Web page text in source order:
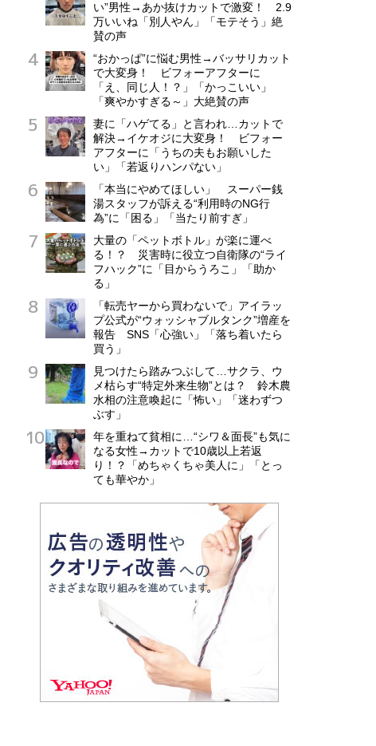
い”男性→あか抜けカットで激変！ 2.9
万いいね「別人やん」「モテそう」絶
賛の声
“おかっぱ”に悩む男性→バッサリカット
で大変身！ ビフォーアフターに
「え、同じ人！？」「かっこいい」
「爽やかすぎる～」大絶賛の声
妻に「ハゲてる」と言われ…カットで
解決→イケオジに大変身！ ビフォー
アフターに「うちの夫もお願いした
い」「若返りハンパない」
「本当にやめてほしい」 スーパー銭
湯スタッフが訴える“利用時のNG行
為”に「困る」「当たり前すぎ」
大量の「ペットボトル」が楽に運べ
る！？ 災害時に役立つ自衛隊の“ライ
フハック”に「目からうろこ」「助か
る」
「転売ヤーから買わないで」アイラッ
プ公式が“ウォッシャブルタンク”増産を
報告 SNS「心強い」「落ち着いたら
買う」
見つけたら踏みつぶして…サクラ、ウ
メ枯らす“特定外来生物”とは？ 鈴木農
水相の注意喚起に「怖い」「迷わずつ
ぶす」
年を重ねて貧相に…“シワ＆面長”も気に
なる女性→カットで10歳以上若返
り！？「めちゃくちゃ美人に」「とっ
ても華やか」